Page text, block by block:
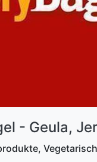
- Geula,
Vegetarisch